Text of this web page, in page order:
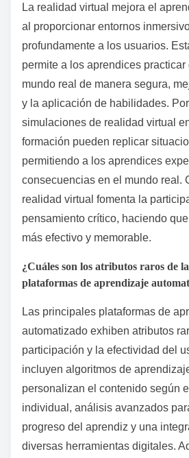
La realidad virtual mejora el
al proporcionar entornos
profundamente a los usuarios.
permite a los aprendices practicar
mundo real de manera segura,
y la aplicación de habilidades.
simulaciones de realidad virtual
formación pueden replicar
permitiendo a los aprendices
consecuencias en el mundo real.
realidad virtual fomenta la
pensamiento crítico, haciendo
más efectivo y memorable.
¿Cuáles son los atributos raros de
plataformas de aprendizaje
Las principales plataformas de
automatizado exhiben atributos
participación y la efectividad del
incluyen algoritmos de
personalizan el contenido según
individual, análisis avanzados
progreso del aprendiz y una
diversas herramientas digitales.